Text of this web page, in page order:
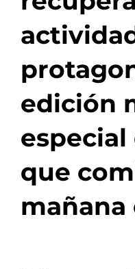
edición
especial
que
mañana